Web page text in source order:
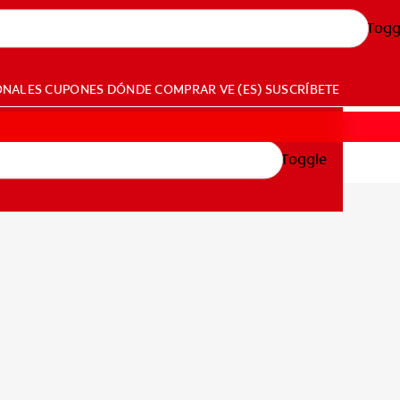
CUPONES DÓNDE COMPRAR VE (ES) SUSCRÍBETE
Toggle